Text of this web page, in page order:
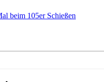
beim 105er Schießen